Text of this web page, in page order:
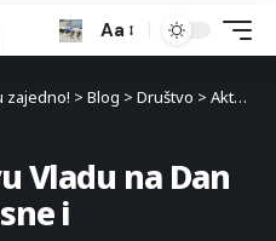
Aa
zajedno! > Blog > Društvo > Aktuelnosti
Vladu na Dan
i